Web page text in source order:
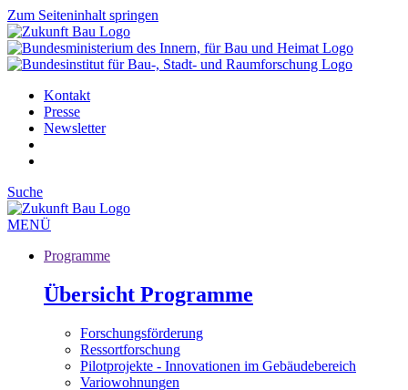
Zum Seiteninhalt springen
Kontakt
Presse
Newsletter
Suche
MENÜ
Programme
Übersicht Programme
Forschungsförderung
Ressortforschung
Pilotprojekte - Innovationen im Gebäudebereich
Variowohnungen